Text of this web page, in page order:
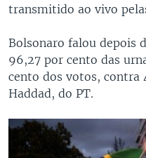
transmitido ao vivo
Bolsonaro falou depois
96,27 por cento das
cento dos votos, contra
Haddad, do PT.